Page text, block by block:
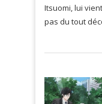
Itsuomi, lui
pas du tout